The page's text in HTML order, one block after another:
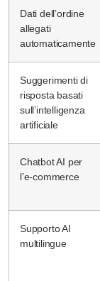
Dati dell’ordine
allegati
automaticamente
Suggerimenti di
risposta basati
sull’intelligenza
artificiale
Chatbot AI per
l’e-commerce
Supporto AI
multilingue